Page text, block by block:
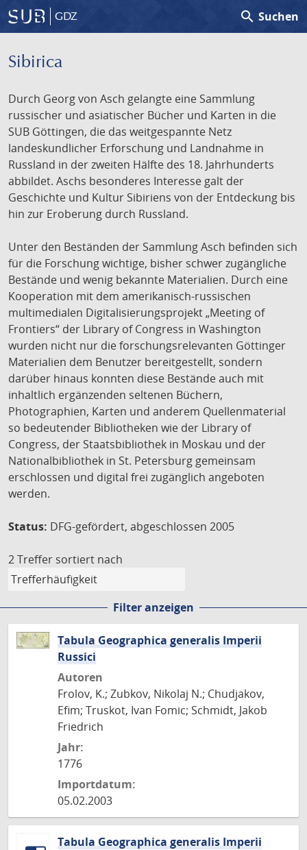
GDZ search Suchen
Sibirica
Durch Georg von Asch gelangte eine Sammlung
russischer und asiatischer Bücher und Karten in die
SUB Göttingen, die das weitgespannte Netz
landeskundlicher Erforschung und Landnahme in
Russland in der zweiten Hälfte des 18. Jahrhunderts
abbildet. Aschs besonderes Interesse galt der
Geschichte und Kultur Sibiriens von der Entdeckung bis
hin zur Eroberung durch Russland.
Unter den Beständen der Sammlung Asch befinden sich
für die Forschung wichtige, bisher schwer zugängliche
Bestände und wenig bekannte Materialien. Durch eine
Kooperation mit dem amerikanisch-russischen
multimedialen Digitalisierungsprojekt „Meeting of
Frontiers“ der Library of Congress in Washington
wurden nicht nur die forschungsrelevanten Göttinger
Materialien dem Benutzer bereitgestellt, sondern
darüber hinaus konnten diese Bestände auch mit
inhaltlich ergänzenden seltenen Büchern,
Photographien, Karten und anderem Quellenmaterial
so bedeutender Bibliotheken wie der Library of
Congress, der Staatsbibliothek in Moskau und der
Nationalbibliothek in St. Petersburg gemeinsam
erschlossen und digital frei zugänglich angeboten
werden.
Status: DFG-gefördert, abgeschlossen 2005
2 Treffer sortiert nach
Filter anzeigen
Tabula Geographica generalis Imperii
Russici
Autoren
Frolov, K.; Zubkov, Nikolaj N.; Chudjakov,
Efim; Truskot, Ivan Fomic; Schmidt, Jakob
Friedrich
Jahr:
1776
Importdatum:
05.02.2003
Tabula Geographica generalis Imperii